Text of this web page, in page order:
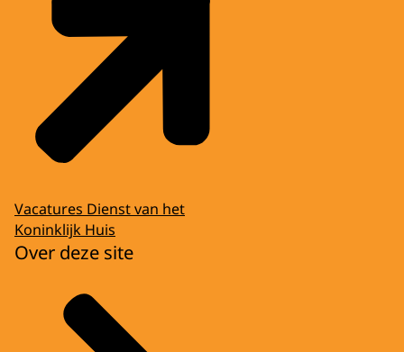
Vacatures Dienst van het
Koninklijk Huis
Over deze site